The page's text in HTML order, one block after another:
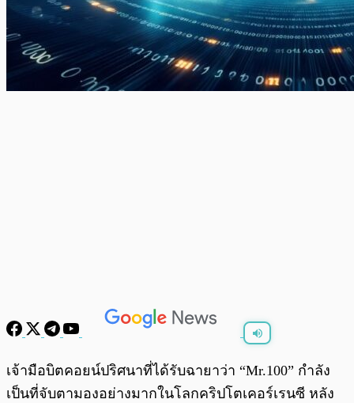
พร้อมเล่น 0:00
เจ้ามือบิตคอยน์ปริศนาที่ได้รับฉายาว่า “Mr.100” กำลัง
เป็นที่จับตามองอย่างมากในโลกคริปโตเคอร์เรนซี หลัง